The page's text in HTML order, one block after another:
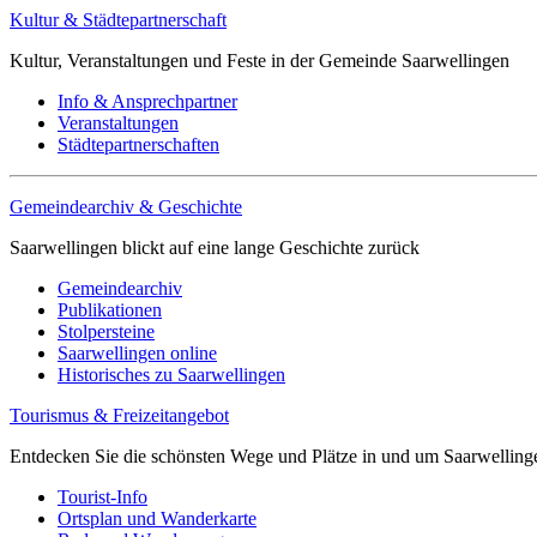
Kultur & Städtepartnerschaft
Kultur, Veranstaltungen und Feste in der Gemeinde Saarwellingen
Info & Ansprechpartner
Veranstaltungen
Städtepartnerschaften
Gemeindearchiv & Geschichte
Saarwellingen blickt auf eine lange Geschichte zurück
Gemeindearchiv
Publikationen
Stolpersteine
Saarwellingen online
Historisches zu Saarwellingen
Tourismus & Freizeitangebot
Entdecken Sie die schönsten Wege und Plätze in und um
Tourist-Info
Ortsplan und Wanderkarte